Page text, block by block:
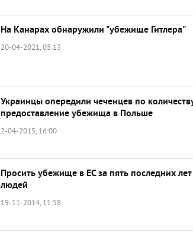
На Канарах обнаружили "убежище Гитлера"
20-04-2021, 05:13
Украинцы опередили чеченцев по
предоставление убежища в Польше
2-04-2015, 16:00
Просить убежище в ЕС за пять последних
людей
19-11-2014, 11:58